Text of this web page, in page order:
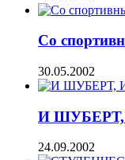
Со
30.05.2002
И
24.09.2002